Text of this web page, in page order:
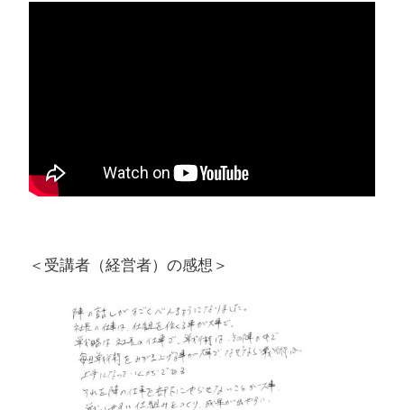
＜受講者（経営者）の感想＞